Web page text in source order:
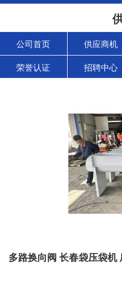
公司首页 供应商机
荣誉认证 招聘中心
多路换向阀 长春袋压袋机